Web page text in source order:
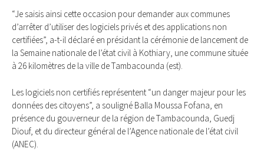
“Je saisis ainsi cette occasion pour demander aux communes
d’arrêter d’utiliser des logiciels privés et des applications non
certifiées”, a-t-il déclaré en présidant la cérémonie de lancement de
la Semaine nationale de l’état civil à Kothiary, une commune située
à 26 kilomètres de la ville de Tambacounda (est).
Les logiciels non certifiés représentent “un danger majeur pour les
données des citoyens”, a souligné Balla Moussa Fofana, en
présence du gouverneur de la région de Tambacounda, Guedj
Diouf, et du directeur général de l’Agence nationale de l’état civil
(ANEC).